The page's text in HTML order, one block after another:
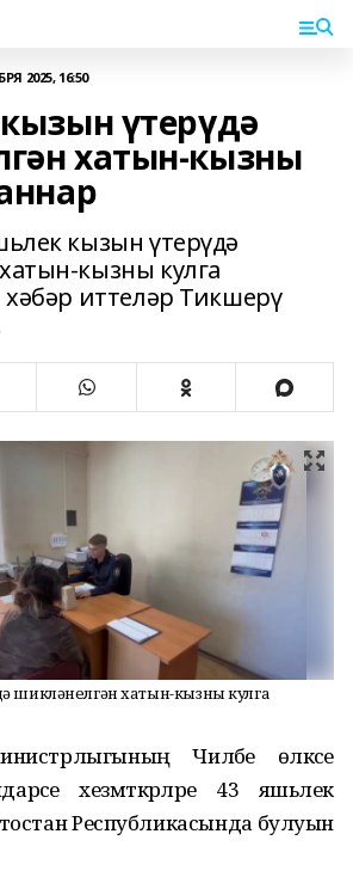
2025, 16:50
үтерүдә
хатын-кызны
кызын үтерүдә
кызны кулга
иттеләр Тикшерү
шикләнелгән хатын-кызны кулга
Чиләбе өлкәсе
хезмәткәрләре 43 яшьлек
Республикасында булуын